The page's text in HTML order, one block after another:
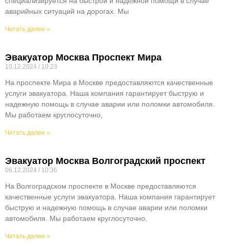
аварийных ситуаций на дорогах. Мы
Читать далее »
Эвакуатор Москва Проспект Мира
10.12.2024 10:23
На проспекте Мира в Москве предоставляются качественные
услуги эвакуатора. Наша компания гарантирует быструю и
надежную помощь в случае аварии или поломки автомобиля.
Мы работаем круглосуточно,
Читать далее »
Эвакуатор Москва Волгоградский проспект
06.12.2024 10:36
На Волгоградском проспекте в Москве предоставляются
качественные услуги эвакуатора. Наша компания гарантирует
быструю и надежную помощь в случае аварии или поломки
автомобиля. Мы работаем круглосуточно,
Читать далее »